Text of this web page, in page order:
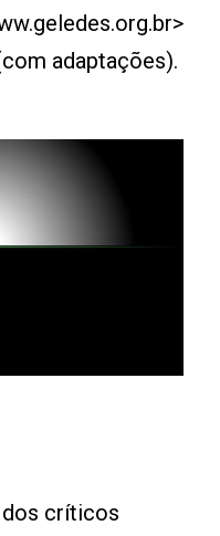
adaptações).
dos críticos